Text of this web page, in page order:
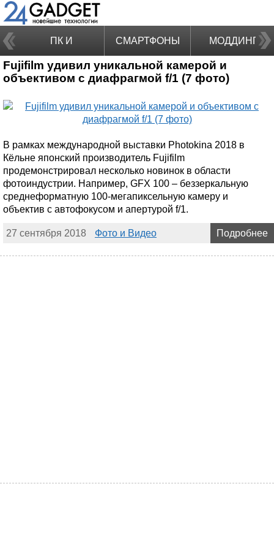
ПК И
НОУТБУКИ
СМАРТФОНЫ МОДДИНГ
Fujifilm удивил уникальной камерой и
объективом с диафрагмой f/1 (7 фото)
В рамках международной выставки Photokina 2018 в
Кёльне японский производитель Fujifilm
продемонстрировал несколько новинок в области
фотоиндустрии. Например, GFX 100 – беззеркальную
среднеформатную 100-мегапиксельную камеру и
объектив с автофокусом и апертурой f/1.
27 сентября 2018 Фото и Видео Подробнее